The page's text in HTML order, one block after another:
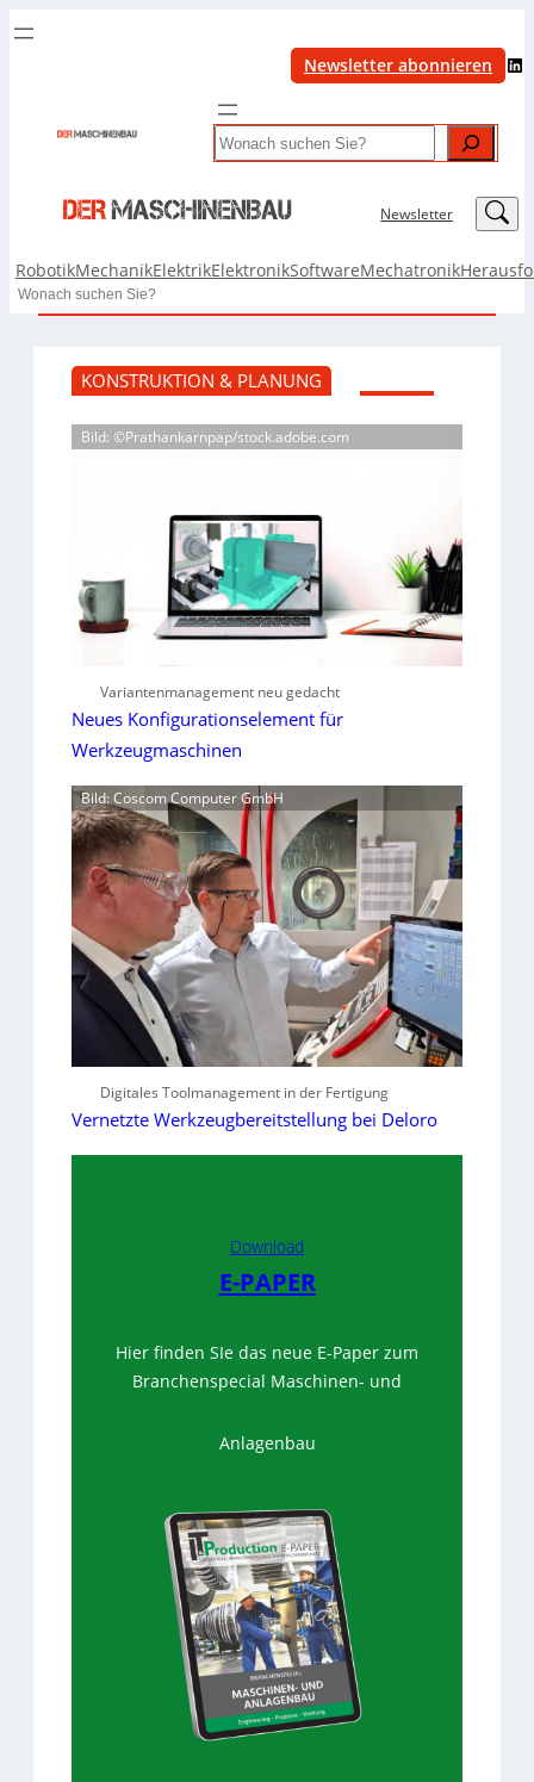
Newsletter abonnieren LinkedIn
Search
Newsletter LinkedIn
RobotikMechanikElektrikElektronikSoftwareMechatronik
Search
KONSTRUKTION & PLANUNG
Bild: ©Prathankarnpap/stock.adobe.com
Variantenmanagement neu gedacht
Neues Konfigurationselement für
Werkzeugmaschinen
Bild: Coscom Computer GmbH
Digitales Toolmanagement in der Fertigung
Vernetzte Werkzeugbereitstellung bei Deloro
Download
E-PAPER
Hier finden SIe das neue E-Paper zum
Branchenspecial Maschinen- und
Anlagenbau